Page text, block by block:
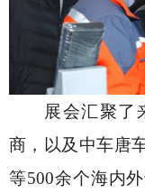
展会汇聚了
商，以及中车唐
等500余个海内